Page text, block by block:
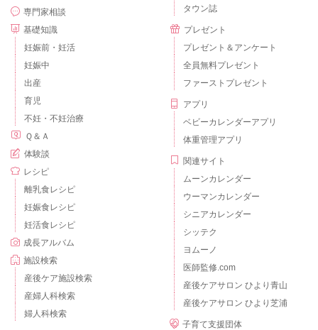
【子どもが偏食になる原因を解説！栄養の不足分はおやつでカ
バー！】
https://baby-calendar.jp/smilenews/detail/14916
【小食について、年代別に見直しポイントやアドバイスを紹
介！】
https://baby-calendar.jp/smilenews/detail/14918
偏食や食べむらの対処の基本は、「決して無理強いしない」
「スプーンで食べさせるよりも、手づかみ食べを進める」「空
腹をつくるためにだらだら食べをせずに、２０～３０分以内に
終える」「気が散らないように食事環境を整える」「して欲し
いことをし始めたら褒め、して欲しくないことは注目しない」
です。
栄養補給、カルシウム補給、エネルギー補給も兼ねてフォロー
アップミルクを与えるのは良いと思いますよ。牛乳と併用して
も良いです。
専門家相談
基礎知識
妊娠前・妊活
妊娠中
出産
育児
不妊・不妊治療
Ｑ＆Ａ
体験談
レシピ
離乳食レシピ
妊娠食レシピ
妊活食レシピ
成長アルバム
施設検索
産後ケア施設検索
産婦人科検索
婦人科検索
タウン誌
プレゼント
プレゼント＆アンケート
全員無料プレゼント
ファーストプレゼント
アプリ
ベビーカレンダーアプリ
体重管理アプリ
関連サイト
ムーンカレンダー
ウーマンカレンダー
シニアカレンダー
シッテク
ヨムーノ
医師監修.com
産後ケアサロン ひより青山
産後ケアサロン ひより芝浦
子育て支援団体